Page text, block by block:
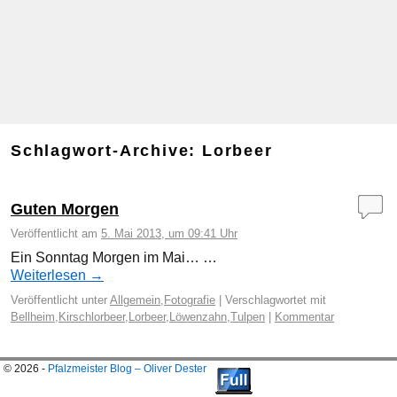
Schlagwort-Archive: Lorbeer
Guten Morgen
Veröffentlicht am 5. Mai 2013, um 09:41 Uhr
Ein Sonntag Morgen im Mai… …
Weiterlesen →
Veröffentlicht unter Allgemein Fotografie
Verschlagwortet mit
Bellheim Kirschlorbeer, Lorbeer, Löwenzahn Tulpen Kommentar
© 2026 - Pfalzmeister Blog – Oliver Dester